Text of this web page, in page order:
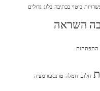
ביטוי בכתיבה בלוג גדולים
השראה
התפתחות
חלום חמלה טרנספורמציה